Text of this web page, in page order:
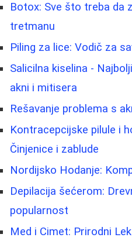
Botox: Sve što treba da
tretmanu
Piling za lice: Vodič za
Salicilna kiselina -
akni i mitisera
Rešavanje problema s
Kontracepcijske pilule i
Činjenice i zablude
Nordijsko Hodanje:
Depilacija šećerom:
popularnost
Med i Cimet: Prirodni